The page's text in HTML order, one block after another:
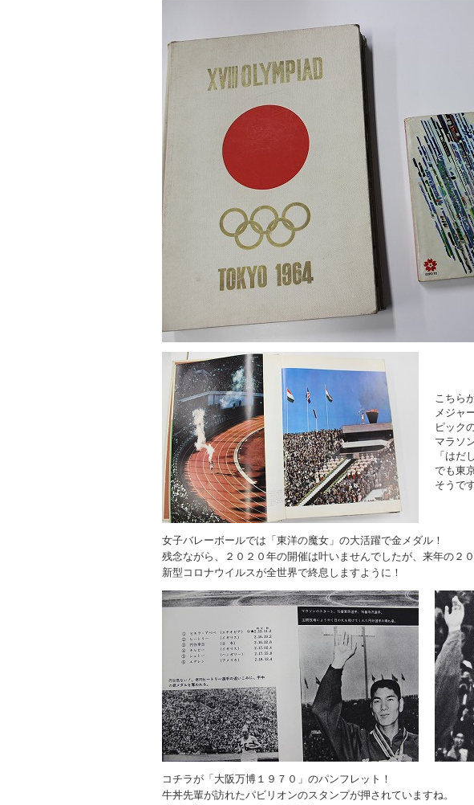
こちら
メジャ
ピック
マラソ
「はだ
でも東
そうです
女子バレーボールでは「東洋の魔女」の大活躍で金メダル！
残念ながら、２０２０年の開催は叶いませんでしたが、来年の２
新型コロナウイルスが全世界で終息しますように！
コチラが「大阪万博１９７０」のパンフレット！
牛丼先輩が訪れたパビリオンのスタンプが押されていますね。